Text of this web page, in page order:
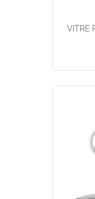
VITRE